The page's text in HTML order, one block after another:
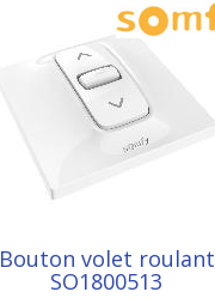
Bouton volet roulant
SO1800513